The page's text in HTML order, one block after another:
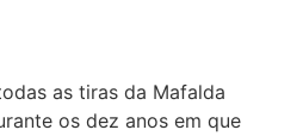
as tiras da Mafalda
os dez anos em que